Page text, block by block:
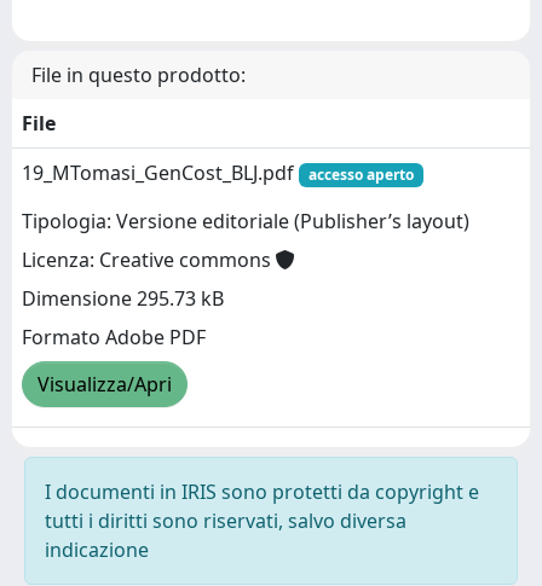
File in questo prodotto:
File
19_MTomasi_GenCost_BLJ.pdf
accesso aperto
Tipologia: Versione editoriale (Publisher’s layout)
Licenza: Creative commons
Dimensione 295.73 kB
Formato Adobe PDF
Visualizza/Apri
I documenti in IRIS sono protetti da copyright e
tutti i diritti sono riservati, salvo diversa
indicazione